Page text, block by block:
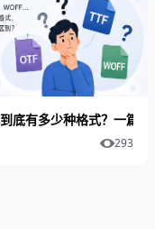
底有多少种格式？一篇讲
293